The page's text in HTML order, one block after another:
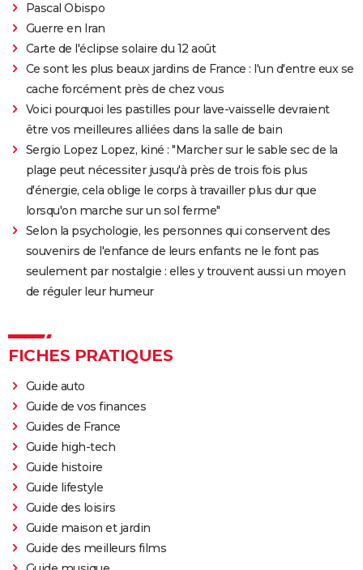
Pascal Obispo
Guerre en Iran
Carte de l'éclipse solaire du 12 août
Ce sont les plus beaux jardins de France : l'un d'entre eux se
cache forcément près de chez vous
Voici pourquoi les pastilles pour lave-vaisselle devraient
être vos meilleures alliées dans la salle de bain
Sergio Lopez Lopez, kiné : "Marcher sur le sable sec de la
plage peut nécessiter jusqu'à près de trois fois plus
d'énergie, cela oblige le corps à travailler plus dur que
lorsqu'on marche sur un sol ferme"
Selon la psychologie, les personnes qui conservent des
souvenirs de l'enfance de leurs enfants ne le font pas
seulement par nostalgie : elles y trouvent aussi un moyen
de réguler leur humeur
FICHES PRATIQUES
Guide auto
Guide de vos finances
Guides de France
Guide high-tech
Guide histoire
Guide lifestyle
Guide des loisirs
Guide maison et jardin
Guide des meilleurs films